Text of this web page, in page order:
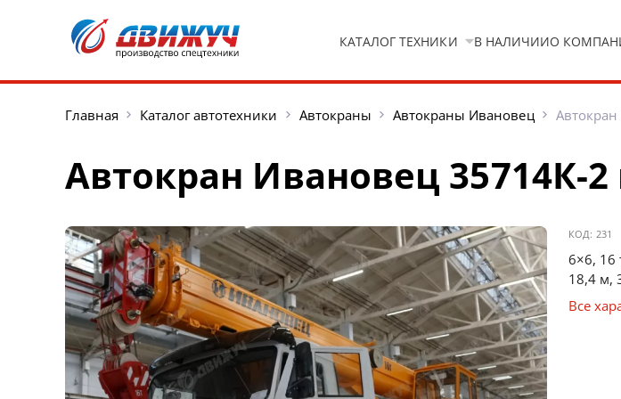
КАТАЛОГ ТЕХНИКИ В НАЛИЧИИО
Главная Каталог автотехники Автокраны Автокраны Ивановец
Автокран Ивановец 35714К-
КОД: 231
6×6, 16
18,4 м,
Все